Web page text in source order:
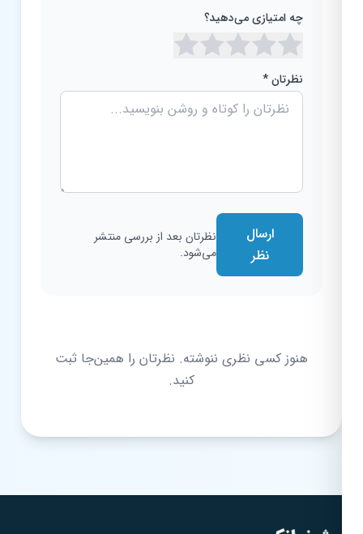
چه امتیازی می‌دهید؟
نظرتان *
ارسال
نظرتان بعد از بررسی منتشر
می‌شود.
هنوز کسی نظری ننوشته. نظرتان را همین‌جا ثبت
کنید.